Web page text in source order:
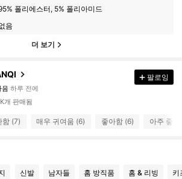
폴리에스터, 5% 폴리아미드
음
더 보기
팔로워
음하루 전에
팔로워
11 팔로워
팔로워
팔로잉
개 판매됨
함 (7) 매우 귀여움 (6) 좋아함 (6) 아주 좋음
신발 남자들 홈 방직품 홈 & 리빙 키